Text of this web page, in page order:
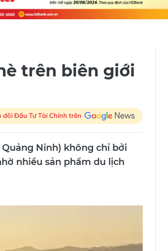
trên biên giới
dõi Đầu Tư Tài Chính trên
Ninh) không chỉ bởi
nhiều sản phẩm du lịch